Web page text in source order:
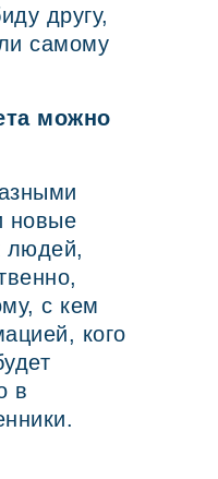
другу,
самому
можно
новые
людей,
с кем
кого
в